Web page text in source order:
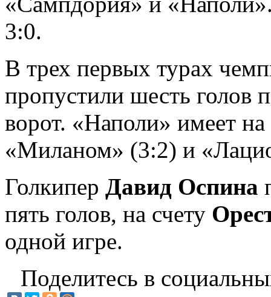
3:0.
В трех первых турах
пропустили шесть голов
ворот. «Наполи» имеет
«Миланом» (3:2) и
Голкипер Давид Оспина
пять голов, на счету
одной игре.
Поделитесь в